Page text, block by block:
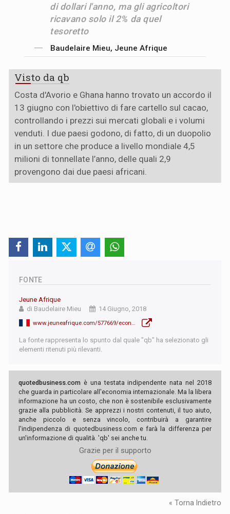
di dollari l'anno, ma gli agricoltori
ricavano solo il 2% da quel
tesoretto
Baudelaire Mieu, Jeune Afrique
Visto da qb
Costa d'Avorio e Ghana hanno trovato un accordo il
13 giugno con l'obiettivo di fare cartello sul cacao,
controllando i prezzi sui mercati globali e i volumi
venduti. I due paesi godono, di fatto, di un duopolio
in un settore che produce a livello mondiale 4,5
milioni di tonnellate l’anno, delle quali 2,9
provengono dai due paesi africani.
FONTE
Jeune Afrique
di Baudelaire Mieu
14 Giugno, 2018
La fonte rappresenta lo spunto dal quale "qb" ha selezionato gli
elementi ritenuti più rilevanti.
quotedbusiness.com è una testata indipendente nata nel 2018
che guarda in particolare all'economia internazionale. Ma la libera
informazione ha un costo, che non è sostenibile esclusivamente
grazie alla pubblicità. Se apprezzi i nostri contenuti, il tuo aiuto,
anche piccolo e senza vincolo, contribuirà a garantire
l'indipendenza di quotedbusiness.com e farà la differenza per
un'informazione di qualità. 'qb' sei anche tu.
Grazie per il supporto
« Torna Indietro